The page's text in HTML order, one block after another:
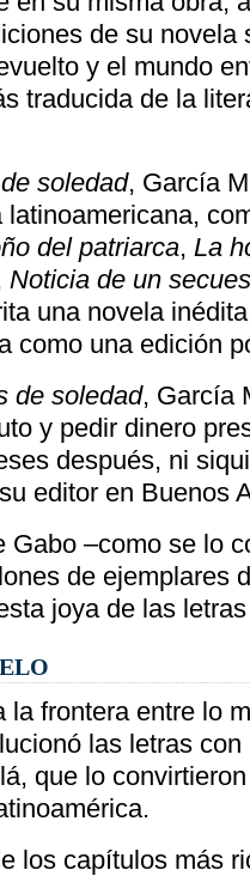
de su novela
y el mundo
traducida de la
soledad, García
latinoamericana,
del patriarca, La
Noticia de un
una novela
como una edición
de soledad, García
y pedir dinero
después, ni
editor en Buenos
Gabo –como se lo
de ejemplares
joya de las
la frontera entre lo
las letras
que lo
los capítulos más